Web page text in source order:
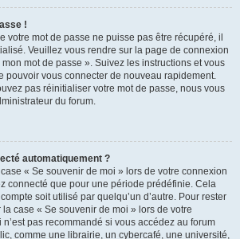
!
votre mot de passe ne puisse pas être récupéré, il
Veuillez vous rendre sur la page de connexion
mot de passe ». Suivez les instructions et vous
pouvoir vous connecter de nouveau rapidement.
pas réinitialiser votre mot de passe, nous vous
du forum.
automatiquement ?
« Se souvenir de moi » lors de votre connexion
connecté que pour une période prédéfinie. Cela
soit utilisé par quelqu’un d’autre. Pour rester
case « Se souvenir de moi » lors de votre
pas recommandé si vous accédez au forum
comme une librairie, un cybercafé, une université,